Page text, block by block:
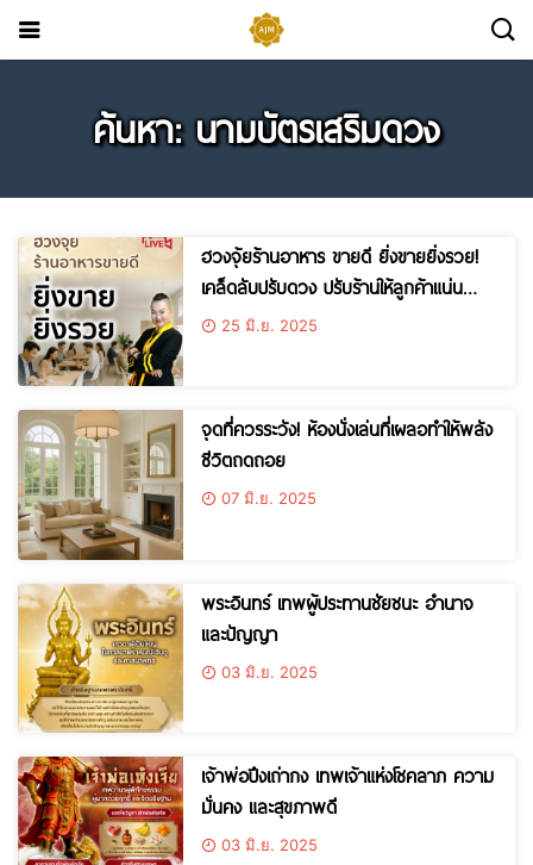
ค้นหา: นามบัตรเสริมดวง
ฮวงจุ้ยร้านอาหาร ขายดี ยิ่งขายยิ่งรวย!
เคล็ดลับปรับดวง ปรับร้านให้ลูกค้าแน่น
ตลอดปี
25 มิ.ย. 2025
จุดที่ควรระวัง! ห้องนั่งเล่นที่เผลอทำให้พลัง
ชีวิตถดถอย
07 มิ.ย. 2025
พระอินทร์ เทพผู้ประทานชัยชนะ อำนาจ
และปัญญา
03 มิ.ย. 2025
เจ้าพ่อปึงเถ่ากง เทพเจ้าแห่งโชคลาภ ความ
มั่นคง และสุขภาพดี
03 มิ.ย. 2025